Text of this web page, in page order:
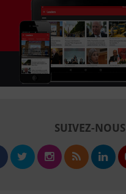
SUIVEZ-NOUS